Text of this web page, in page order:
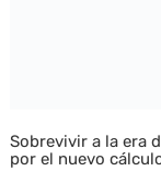
Sobrevivir a la era
por el nuevo